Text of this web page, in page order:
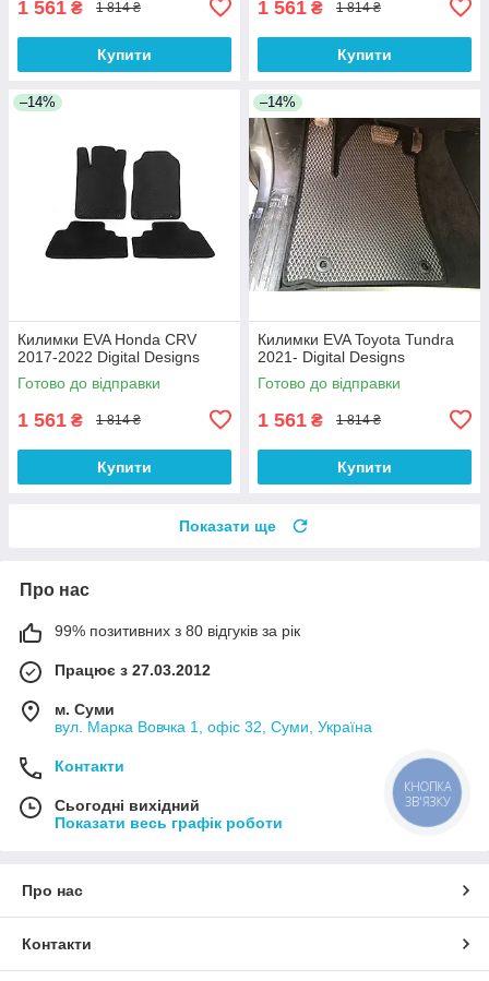
1 561 ₴ 1 814 ₴
Купити
1 561 ₴ 1 814 ₴
Купити
–14%
Килимки EVA Honda CRV
2017-2022 Digital Designs
Готово до відправки
1 561 ₴ 1 814 ₴
Купити
–14%
Килимки EVA Toyota Tundra
2021- Digital Designs
Готово до відправки
1 561 ₴ 1 814 ₴
Купити
Показати ще
Про нас
99% позитивних з 80 відгуків за рік
Працює з 27.03.2012
м. Суми
вул. Марка Вовчка 1, офіс 32, Суми, Україна
Контакти
Сьогодні вихідний
Показати весь графік роботи
Про нас
Контакти
КНОПКА
ЗВ'ЯЗКУ